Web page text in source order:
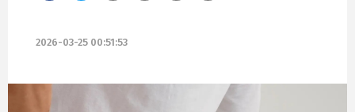
2026-03-25 00:51:53